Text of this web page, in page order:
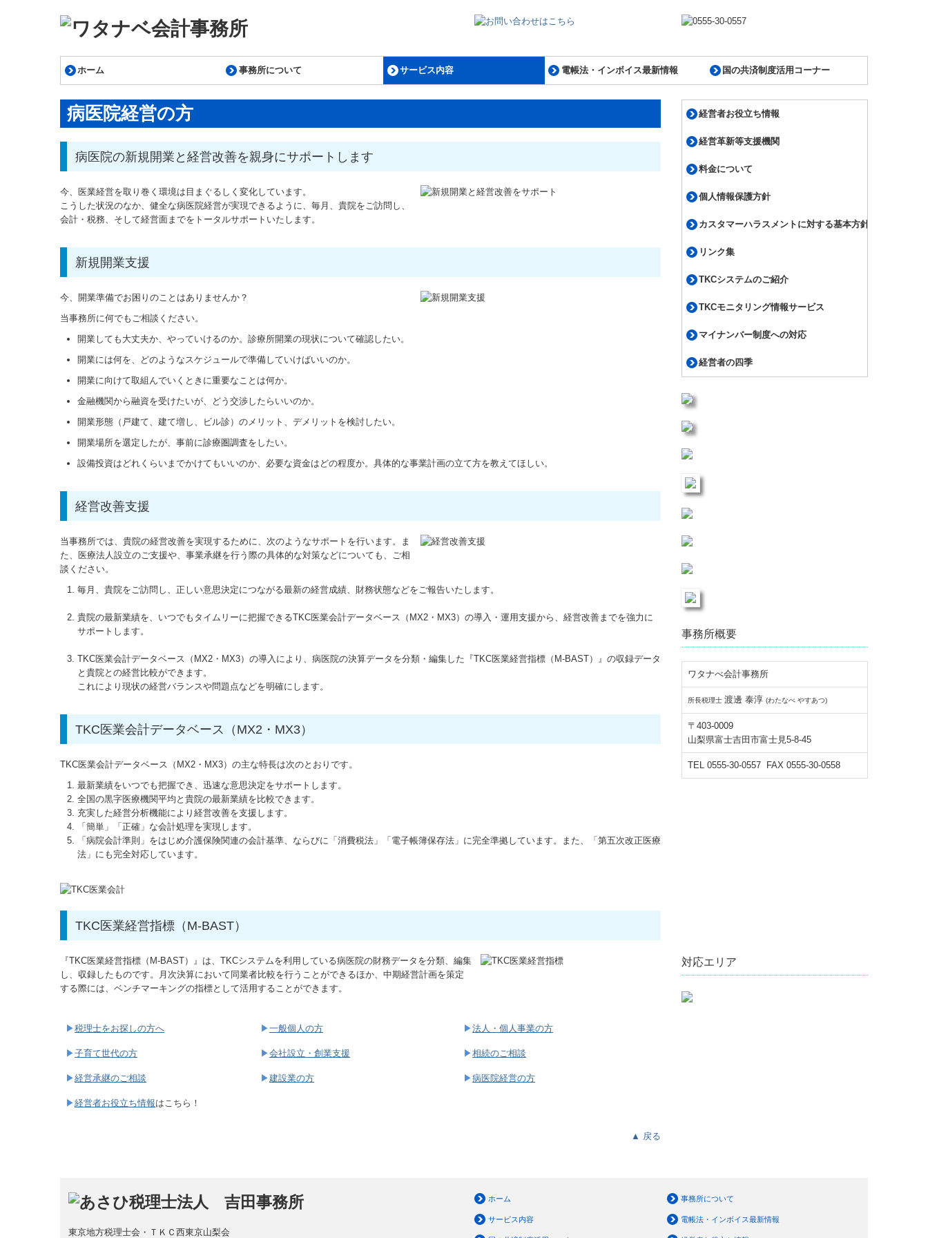
ホーム 事務所について
事務所案内
所長ごあいさつ
経営理念
スタッフ
交通案内
サービス内容
税理士をお探しの方へ
一般個人の方
子育て世代の方
法人・個人事業者の方
会社設立・創業支援
相続のご相談
建設業の方
病医院経営の方
経営承継のご相談
電帳法・インボイス最新情報 国の共済制度活用コーナー
病医院経営の方
病医院の新規開業と経営改善を親身にサポートします
今、医業経営を取り巻く環境は目まぐるしく変化しています。
こうした状況のなか、健全な病医院経営が実現できるように、毎月、貴院をご訪問し、
会計・税務、そして経営面までをトータルサポートいたします。
新規開業支援
今、開業準備でお困りのことはありませんか？
当事務所に何でもご相談ください。
開業しても大丈夫か、やっていけるのか。診療所開業の現状について確認したい。
開業には何を、どのようなスケジュールで準備していけばいいのか。
開業に向けて取組んでいくときに重要なことは何か。
金融機関から融資を受けたいが、どう交渉したらいいのか。
開業形態（戸建て、建て増し、ビル診）のメリット、デメリットを検討したい。
開業場所を選定したが、事前に診療圏調査をしたい。
設備投資はどれくらいまでかけてもいいのか、必要な資金はどの程度か。具体的な事業計画の立て方を教えてほしい。
経営改善支援
当事務所では、貴院の経営改善を実現するために、次のようなサポートを行います。ま
た、医療法人設立のご支援や、事業承継を行う際の具体的な対策などについても、ご相
談ください。
毎月、貴院をご訪問し、正しい意思決定につながる最新の経営成績、財務状態などをご報告いたします。
貴院の最新業績を、いつでもタイムリーに把握できるTKC医業会計データベース（MX2・MX3）の導入・運用支援から、経営改善までを強力に
サポートします。
TKC医業会計データベース（MX2・MX3）の導入により、病医院の決算データを分類・編集した『TKC医業経営指標（M-BAST）』の収録データ
と貴院との経営比較ができます。
これにより現状の経営バランスや問題点などを明確にします。
TKC医業会計データベース（MX2・MX3）
TKC医業会計データベース（MX2・MX3）の主な特長は次のとおりです。
最新業績をいつでも把握でき、迅速な意思決定をサポートします。
全国の黒字医療機関平均と貴院の最新業績を比較できます。
充実した経営分析機能により経営改善を支援します。
「簡単」「正確」な会計処理を実現します。
「病院会計準則」をはじめ介護保険関連の会計基準、ならびに「消費税法」「電子帳簿保存法」に完全準拠しています。また、「第五次改正医療
法」にも完全対応しています。
TKC医業経営指標（M-BAST）
『TKC医業経営指標（M-BAST）』は、TKCシステムを利用している病医院の財務データを分類、編集
し、収録したものです。月次決算において同業者比較を行うことができるほか、中期経営計画を策定
する際には、ベンチマーキングの指標として活用することができます。
▶税理士をお探しの方へ ▶一般個人の方 ▶法人・個人事業の方
▶子育て世代の方 ▶会社設立・創業支援 ▶相続のご相談
▶経営承継のご相談 ▶建設業の方 ▶病医院経営の方
▶経営者お役立ち情報はこちら！
▲ 戻る
経営者お役立ち情報
経営革新等支援機関
料金について
個人情報保護方針
カスタマーハラスメントに対する基本方針
リンク集
TKCシステムのご紹介
TKCモニタリング情報サービス
マイナンバー制度への対応
経営者の四季
事務所概要
ワタナべ会計事務所
所長税理士 渡邊 泰淳 (わたなべ やすあつ)
〒403-0009
山梨県富士吉田市富士見5-8-45
TEL 0555-30-0557 FAX 0555-30-0558
対応エリア
東京地方税理士会・ＴＫＣ西東京山梨会
ホーム 事務所について
サービス内容 電帳法・インボイス最新情報